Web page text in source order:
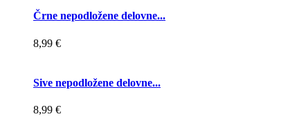
Črne nepodložene delovne...
8,99 €
Sive nepodložene delovne...
8,99 €